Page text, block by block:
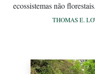
ecossistemas não
THOMAS E.